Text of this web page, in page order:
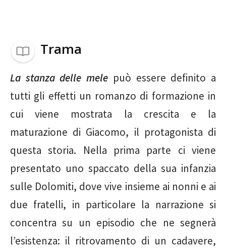
Trama
La stanza delle mele può essere definito a
tutti gli effetti un romanzo di formazione in
cui viene mostrata la crescita e la
maturazione di Giacomo, il protagonista di
questa storia. Nella prima parte ci viene
presentato uno spaccato della sua infanzia
sulle Dolomiti, dove vive insieme ai nonni e ai
due fratelli, in particolare la narrazione si
concentra su un episodio che ne segnerà
l’esistenza: il ritrovamento di un cadavere,